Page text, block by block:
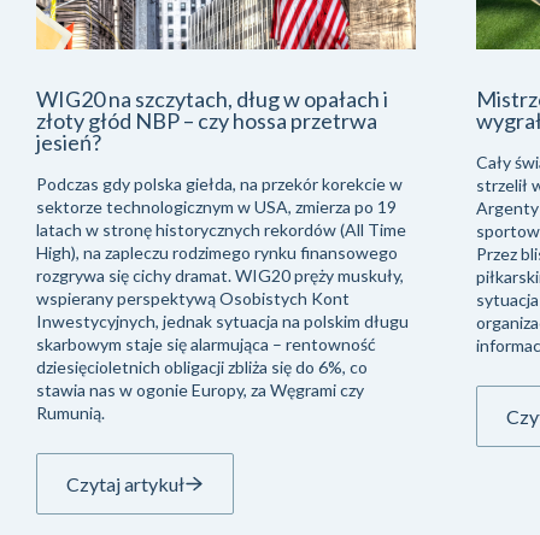
WIG20 na szczytach, dług w opałach i
złoty głód NBP – czy hossa przetrwa
jesień?
Podczas gdy polska giełda, na przekór korekcie w
sektorze technologicznym w USA, zmierza po 19
latach w stronę historycznych rekordów (All Time
High), na zapleczu rodzimego rynku finansowego
rozgrywa się cichy dramat. WIG20 pręży muskuły,
wspierany perspektywą Osobistych Kont
Inwestycyjnych, jednak sytuacja na polskim długu
skarbowym staje się alarmująca – rentowność
dziesięcioletnich obligacji zbliża się do 6%, co
stawia nas w ogonie Europy, za Węgrami czy
Rumunią.
Czytaj artykuł
Cały
strzelił
Przez